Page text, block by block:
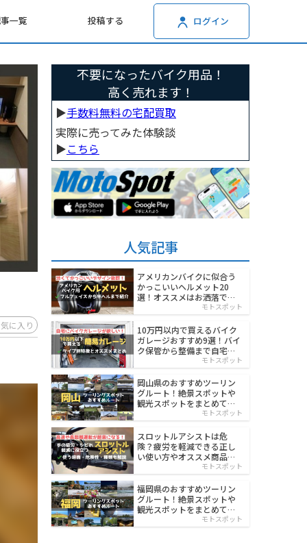
一覧 投稿する ログイン
に入り
不要になったバイク用品！
高く売れます！
▶︎手数料無料の宅配買取
実際に売ってみた体験談
▶︎こちら
人気記事
アメリカンバイクに似合う
かっこいいヘルメット20
選！オススメはお洒落でワ
モトスポット
10万円以内で買えるバイク
ガレージおすすめ9選！バイ
ク保管から整備まで自宅で
モトスポット
岡山県のおすすめツーリン
グルート！絶景スポットや
観光スポットをまとめて紹
モトスポット
スロットルアシストは危
険？疲労を軽減できる正し
い使い方やオススメ商品を
モトスポット
福岡県のおすすめツーリン
グルート！絶景スポットや
観光スポットをまとめて紹
モトスポット